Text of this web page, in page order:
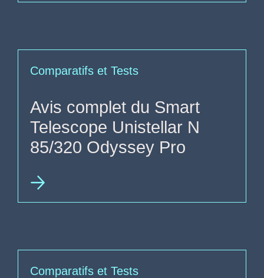
Comparatifs et Tests
Avis complet du Smart
Telescope Unistellar N
85/320 Odyssey Pro
Comparatifs et Tests